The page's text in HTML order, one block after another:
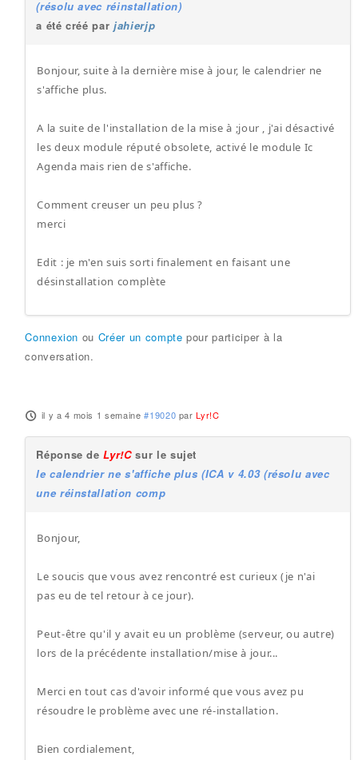
(résolu avec réinstallation)
a été créé parjahierjp
Bonjour, suite à la dernière mise à jour, le calendrier ne
s'affiche plus.
A la suite de l'installation de la mise à ;jour , j'ai désactivé
les deux module réputé obsolete, activé le module Ic
Agenda mais rien de s'affiche.
Comment creuser un peu plus ?
merci
Edit : je m'en suis sorti finalement en faisant une
désinstallation complète
Connexion ou Créer un compte pour participer à la
conversation.
il y a 4 mois 1 semaine #19020 parLyr!C
Réponse deLyr!Csur le sujet
le calendrier ne s'affiche plus (ICA v 4.03 (résolu avec
une réinstallation comp
Bonjour,
Le soucis que vous avez rencontré est curieux (je n'ai
pas eu de tel retour à ce jour).
Peut-être qu'il y avait eu un problème (serveur, ou autre)
lors de la précédente installation/mise à jour...
Merci en tout cas d'avoir informé que vous avez pu
résoudre le problème avec une ré-installation.
Bien cordialement,